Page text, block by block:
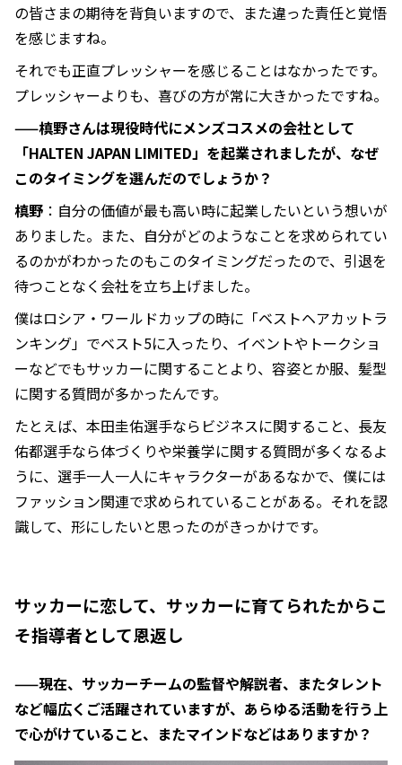
の皆さまの期待を背負いますので、また違った責任と覚悟
を感じますね。
それでも正直プレッシャーを感じることはなかったです。
プレッシャーよりも、喜びの方が常に大きかったですね。
——槙野さんは現役時代にメンズコスメの会社として
「HALTEN JAPAN LIMITED」を起業されましたが、なぜ
このタイミングを選んだのでしょうか？
槙野 ：自分の価値が最も高い時に起業したいという想いが
ありました。また、自分がどのようなことを求められてい
るのかがわかったのもこのタイミングだったので、引退を
待つことなく会社を立ち上げました。
僕はロシア・ワールドカップの時に「ベストヘアカットラ
ンキング」でベスト5に入ったり、イベントやトークショ
ーなどでもサッカーに関することより、容姿とか服、髪型
に関する質問が多かったんです。
たとえば、本田圭佑選手ならビジネスに関すること、長友
佑都選手なら体づくりや栄養学に関する質問が多くなるよ
うに、選手一人一人にキャラクターがあるなかで、僕には
ファッション関連で求められていることがある。それを認
識して、形にしたいと思ったのがきっかけです。
サッカーに恋して、サッカーに育てられたからこ
そ指導者として恩返し
——現在、サッカーチームの監督や解説者、またタレント
など幅広くご活躍されていますが、あらゆる活動を行う上
で心がけていること、またマインドなどはありますか？